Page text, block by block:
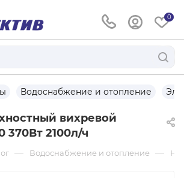
0
Водоснабжение и отопление
вихревой
370Вт 2100л/ч
— Водоснабжение и отопление —